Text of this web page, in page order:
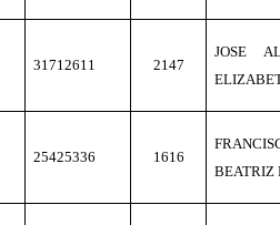
31712611 2147
JOSE
25425336 1616
BEATRIZ